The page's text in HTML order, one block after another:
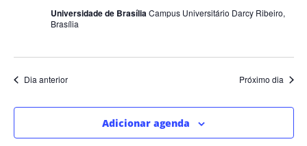
Universidade de BrasíliaCampus Universitário Darcy Ribeiro,
Brasília
Dia anterior Próximo dia
Adicionar agenda